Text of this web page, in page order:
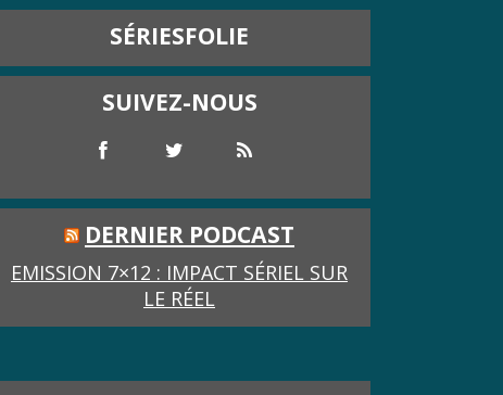
SÉRIESFOLIE
SUIVEZ-NOUS
DERNIER PODCAST
EMISSION 7×12 : IMPACT SÉRIEL SUR
LE RÉEL